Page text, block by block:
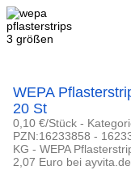
WEPA
20 St
0,10 €/Stück -
PZN:16233858 -
KG - WEPA
2,07 Euro bei